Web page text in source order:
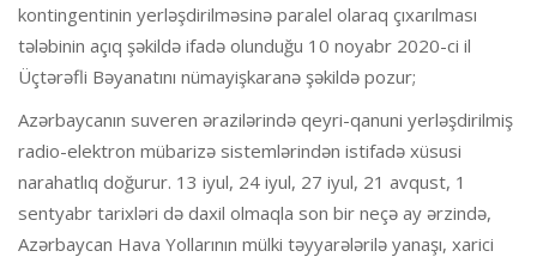
kontingentinin yerləşdirilməsinə paralel olaraq çıxarılması
tələbinin açıq şəkildə ifadə olunduğu 10 noyabr 2020-ci il
Üçtərəfli Bəyanatını nümayişkaranə şəkildə pozur;
Azərbaycanın suveren ərazilərində qeyri-qanuni yerləşdirilmiş
radio-elektron mübarizə sistemlərindən istifadə xüsusi
narahatlıq doğurur. 13 iyul, 24 iyul, 27 iyul, 21 avqust, 1
sentyabr tarixləri də daxil olmaqla son bir neçə ay ərzində,
Azərbaycan Hava Yollarının mülki təyyarələrilə yanaşı, xarici